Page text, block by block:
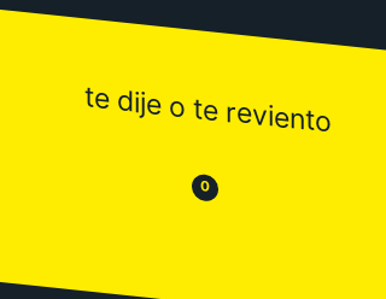
te dije o te reviento
😒 0 😂